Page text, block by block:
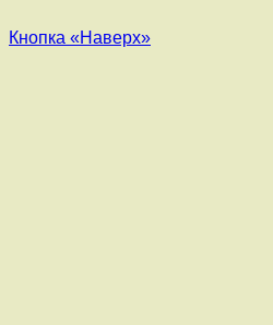
Кнопка «Наверх»